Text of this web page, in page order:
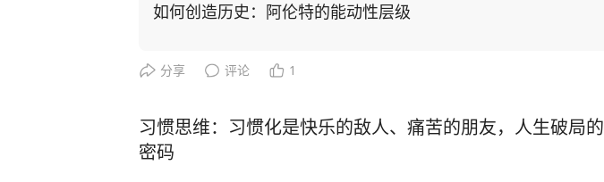
如何创造历史：阿伦特的能动性层级
分享 评论 1
习惯思维：习惯化是快乐的敌人、痛苦的朋友，人生破局的
密码